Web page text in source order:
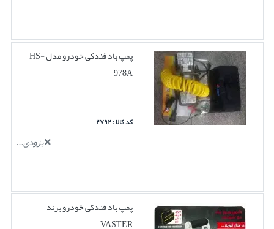
پمپ باد فندکی خودرو مدل HS-
978A
کد کالا : ۲۷۹۲
بزودی...
پمپ باد فندکی خودرو برند
VASTER